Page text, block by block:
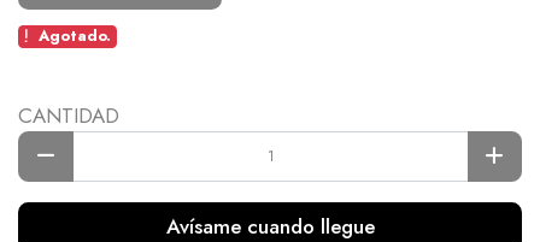
Agotado.
CANTIDAD
Avísame cuando llegue